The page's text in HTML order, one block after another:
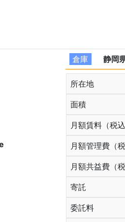
倉庫 静岡
所在地
面積
月額賃料（税込
月額管理費（税
月額共益費（税
寄託
委託料